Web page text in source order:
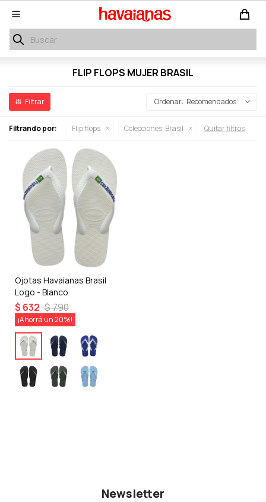

FLIP FLOPS MUJER BRASIL
Recomendados
Filtrando por: Flip flops Colecciones: Brasil Quitar filtros
Ojotas Havaianas Brasil
Logo - Blanco
$ 632 $790
20
Newsletter